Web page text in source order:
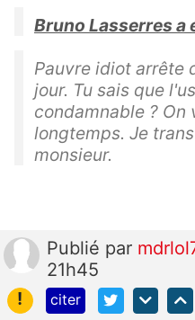
Bruno Lasserres a
Pauvre idiot arrête
jour. Tu sais que
condamnable ? On
longtemps. Je
monsieur.
Publié par
21h45
!
citer